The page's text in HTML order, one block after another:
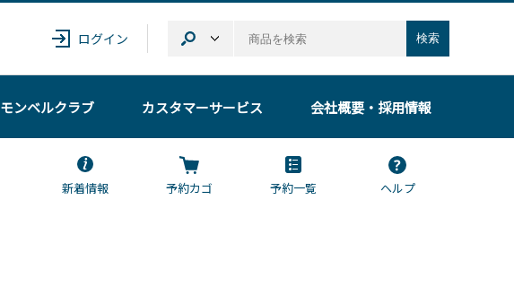
ログイン 検索
モンベルクラブ カスタマーサービス 会社概要・採用情報
新着情報 予約カゴ 予約一覧
ヘルプ